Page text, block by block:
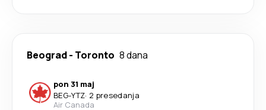
Beograd- Toronto 8 dana
pon 31 maj
BEG-YTZ· 2 presedanja
Air Canada